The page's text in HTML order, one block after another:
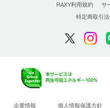
RAXY利用規約
サ
特定商取引
企業情報 個人情報保護方針